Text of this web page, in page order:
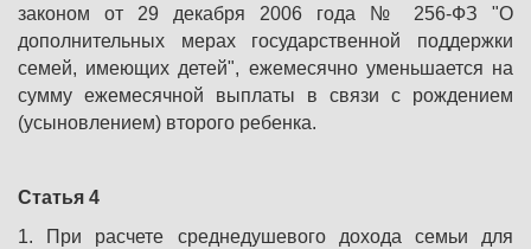
законом от 29 декабря 2006 года № 256-ФЗ "О
дополнительных мерах государственной поддержки
семей, имеющих детей", ежемесячно уменьшается на
сумму ежемесячной выплаты в связи с рождением
(усыновлением) второго ребенка.
Статья 4
1. При расчете среднедушевого дохода семьи для